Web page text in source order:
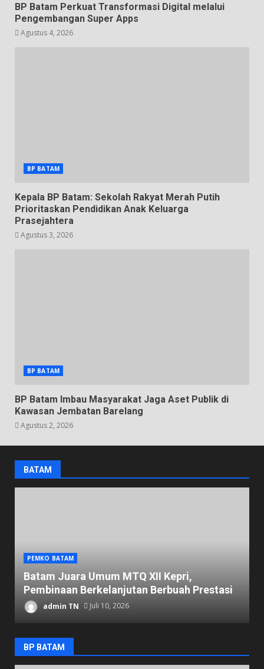
BP Batam Perkuat Transformasi Digital melalui
Pengembangan Super Apps
Agustus 4, 2026
BP BATAM
Kepala BP Batam: Sekolah Rakyat Merah Putih
Prioritaskan Pendidikan Anak Keluarga
Prasejahtera
Agustus 3, 2026
BP BATAM
BP Batam Imbau Masyarakat Jaga Aset Publik di
Kawasan Jembatan Barelang
Agustus 2, 2026
BATAM
PEMKO BATAM
Batam Juara Umum MTQ XII Kepri,
Pembinaan Berkelanjutan Berbuah Prestasi
admin TN Juli 10, 2026
BP BATAM